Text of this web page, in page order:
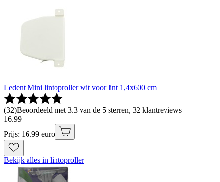
Ledent Mini lintoproller wit voor lint 1,4x600 cm
(32)Beoordeeld met 3.3 van de 5 sterren, 32 klantreviews
16.99
Prijs: 16.99 euro
Bekijk alles in lintoproller